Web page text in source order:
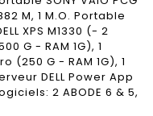
M, 1 M.O. Portable
XPS M1330 (- 2
G - RAM 1G), 1
(250 G - RAM 1G), 1
DELL Power App
2 ABODE 6 & 5,